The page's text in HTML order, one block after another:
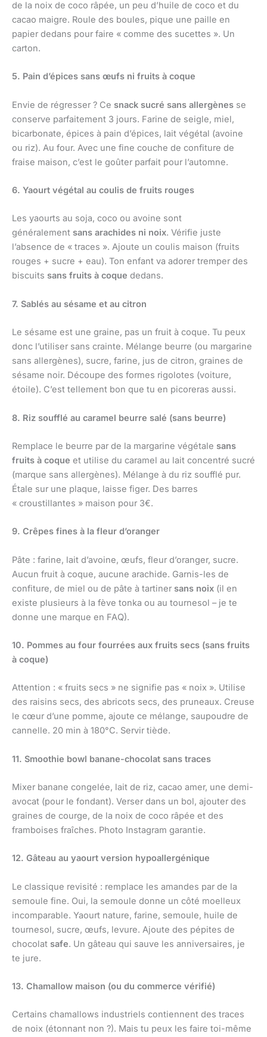
de la noix de coco râpée, un peu d’huile de coco et du
cacao maigre. Roule des boules, pique une paille en
papier dedans pour faire « comme des sucettes ». Un
carton.
5. Pain d’épices sans œufs ni fruits à coque
Envie de régresser ? Ce snack sucré sans allergènes se
conserve parfaitement 3 jours. Farine de seigle, miel,
bicarbonate, épices à pain d’épices, lait végétal (avoine
ou riz). Au four. Avec une fine couche de confiture de
fraise maison, c’est le goûter parfait pour l’automne.
6. Yaourt végétal au coulis de fruits rouges
Les yaourts au soja, coco ou avoine sont
généralement sans arachides ni noix. Vérifie juste
l’absence de « traces ». Ajoute un coulis maison (fruits
rouges + sucre + eau). Ton enfant va adorer tremper des
biscuits sans fruits à coque dedans.
7. Sablés au sésame et au citron
Le sésame est une graine, pas un fruit à coque. Tu peux
donc l’utiliser sans crainte. Mélange beurre (ou margarine
sans allergènes), sucre, farine, jus de citron, graines de
sésame noir. Découpe des formes rigolotes (voiture,
étoile). C’est tellement bon que tu en picoreras aussi.
8. Riz soufflé au caramel beurre salé (sans beurre)
Remplace le beurre par de la margarine végétale sans
fruits à coque et utilise du caramel au lait concentré sucré
(marque sans allergènes). Mélange à du riz soufflé pur.
Étale sur une plaque, laisse figer. Des barres
« croustillantes » maison pour 3€.
9. Crêpes fines à la fleur d’oranger
Pâte : farine, lait d’avoine, œufs, fleur d’oranger, sucre.
Aucun fruit à coque, aucune arachide. Garnis-les de
confiture, de miel ou de pâte à tartiner sans noix (il en
existe plusieurs à la fève tonka ou au tournesol – je te
donne une marque en FAQ).
10. Pommes au four fourrées aux fruits secs (sans fruits
à coque)
Attention : « fruits secs » ne signifie pas « noix ». Utilise
des raisins secs, des abricots secs, des pruneaux. Creuse
le cœur d’une pomme, ajoute ce mélange, saupoudre de
cannelle. 20 min à 180°C. Servir tiède.
11. Smoothie bowl banane-chocolat sans traces
Mixer banane congelée, lait de riz, cacao amer, une demi-
avocat (pour le fondant). Verser dans un bol, ajouter des
graines de courge, de la noix de coco râpée et des
framboises fraîches. Photo Instagram garantie.
12. Gâteau au yaourt version hypoallergénique
Le classique revisité : remplace les amandes par de la
semoule fine. Oui, la semoule donne un côté moelleux
incomparable. Yaourt nature, farine, semoule, huile de
tournesol, sucre, œufs, levure. Ajoute des pépites de
chocolat safe. Un gâteau qui sauve les anniversaires, je
te jure.
13. Chamallow maison (ou du commerce vérifié)
Certains chamallows industriels contiennent des traces
de noix (étonnant non ?). Mais tu peux les faire toi-même